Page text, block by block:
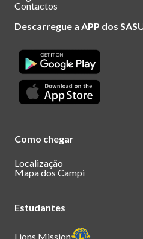
Contactos
Descarregue a APP dos
Como chegar
Localização
Mapa dos Campi
Estudantes
Lions Mission